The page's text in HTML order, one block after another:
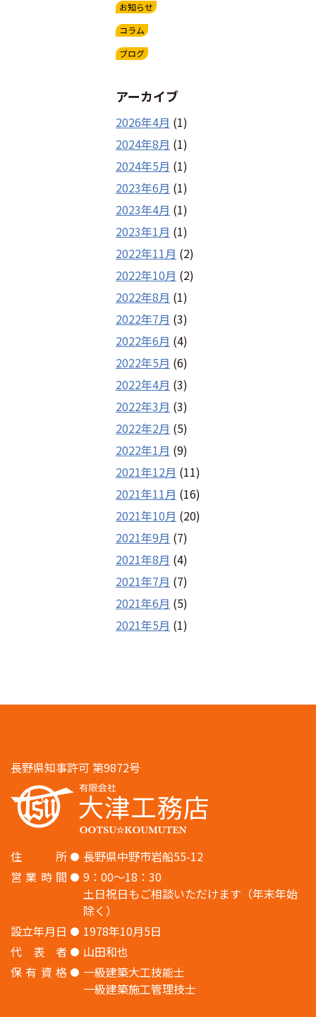
お知らせ
コラム
ブログ
アーカイブ
2026年4月 (1)
2024年8月 (1)
2024年5月 (1)
2023年6月 (1)
2023年4月 (1)
2023年1月 (1)
2022年11月 (2)
2022年10月 (2)
2022年8月 (1)
2022年7月 (3)
2022年6月 (4)
2022年5月 (6)
2022年4月 (3)
2022年3月 (3)
2022年2月 (5)
2022年1月 (9)
2021年12月 (11)
2021年11月 (16)
2021年10月 (20)
2021年9月 (7)
2021年8月 (4)
2021年7月 (7)
2021年6月 (5)
2021年5月 (1)
長野県知事許可 第9872号
住 所
長野県中野市岩船55-12
営 業 時 間
9：00〜18：30
土日祝日もご相談いただけます（年末年始
除く）
設立年月日
1978年10月5日
代
表 者
山田和也
保 有 資 格
一級建築大工技能士
一級建築施工管理技士